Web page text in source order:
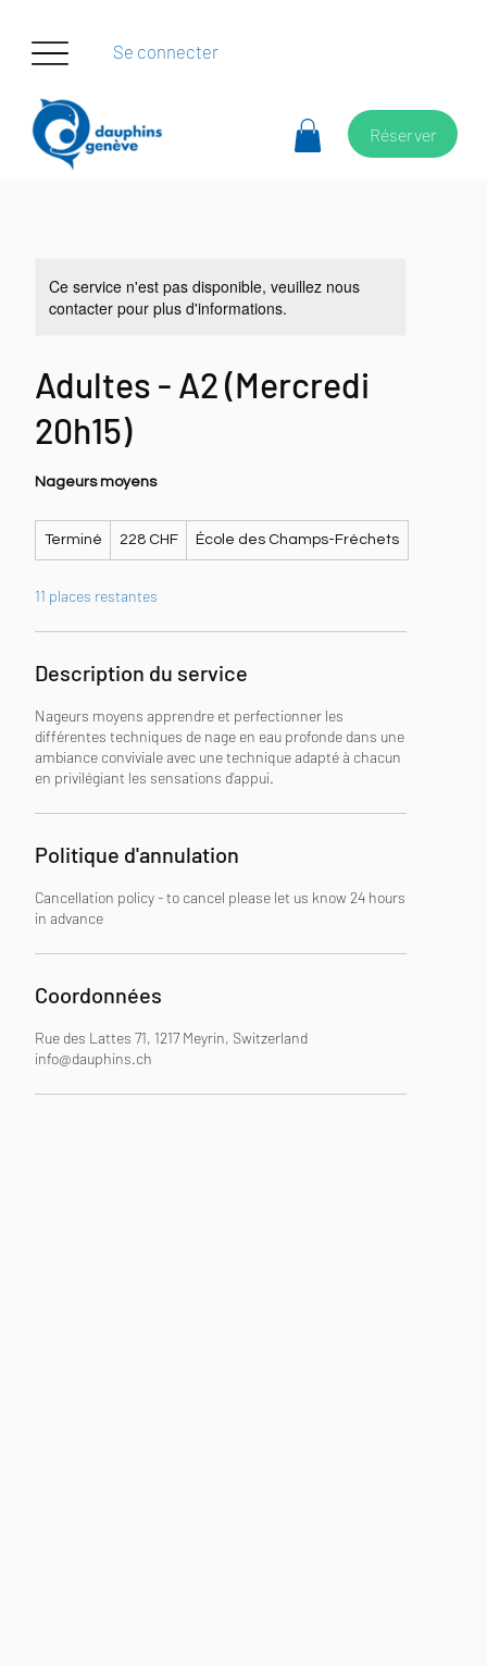
Se connecter
Réserver
Ce service n'est pas disponible, veuillez nous
contacter pour plus d'informations.
Adultes - A2 (Mercredi
20h15)
Nageurs moyens
Terminé
e
m
francs
228 CHF École des Champs-Fréchets
11 places restantes
Description du service
Nageurs moyens apprendre et perfectionner les
différentes techniques de nage en eau profonde dans une
ambiance conviviale avec une technique adapté à chacun
en privilégiant les sensations d’appui.
Politique d'annulation
Cancellation policy - to cancel please let us know 24 hours
in advance
Coordonnées
Rue des Lattes 71, 1217 Meyrin, Switzerland
info@dauphins.ch